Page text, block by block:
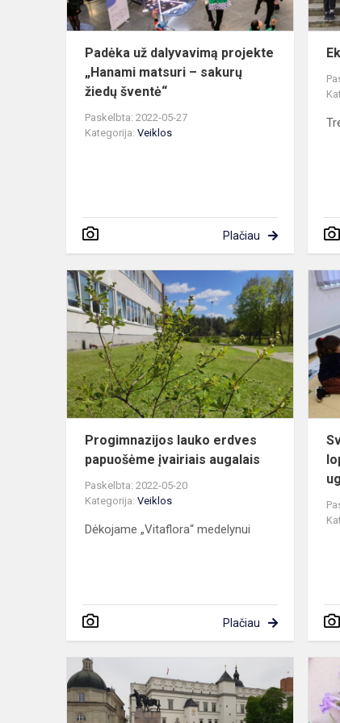
–
sakurų
Padėka už dalyvavimą projekte
„Hanami matsuri – sakurų
žiedų šventė“
Paskelbta: 2022-05-27
Kategorija: Veiklos
Plačiau
lauko
erdves
įvairiais
augalais
Progimnazijos lauko erdves
papuošėme įvairiais augalais
Paskelbta: 2022-05-20
Kategorija: Veiklos
Dėkojame „Vitaflora“ medelynui
Plačiau
antrokai